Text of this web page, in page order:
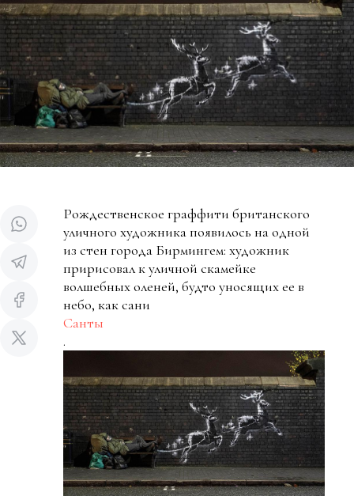
Рождественское граффити британского
уличного художника появилось на одной
из стен города Бирмингем: художник
пририсовал к уличной скамейке
волшебных оленей, будто уносящих ее в
небо, как сани
Санты
.